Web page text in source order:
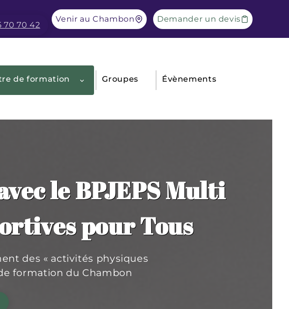
70 70 42
Venir au Chambon Demander un devis
de formation Groupes Évènements
le BPJEPS Multi
pour Tous
des « activités physiques
formation du Chambon